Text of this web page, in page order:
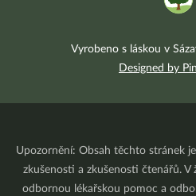
Vyrobeno s láskou v
Designed by
Upozornění: Obsah těchto stránek
zkušenosti a zkušenosti čtenářů. V
odbornou lékařskou pomoc a